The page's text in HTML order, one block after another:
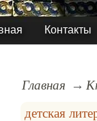
Контакты
Главная
детская